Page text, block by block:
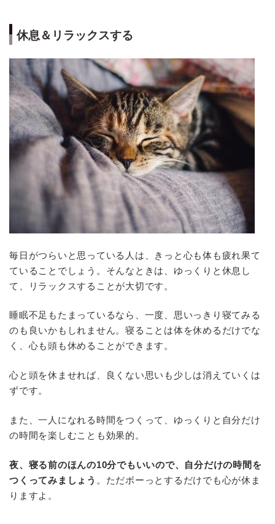
休息＆リラックスする
毎日がつらいと思っている人は、きっと心も体も疲れ果て
ていることでしょう。そんなときは、ゆっくりと休息し
て、リラックスすることが大切です。
睡眠不足もたまっているなら、一度、思いっきり寝てみる
のも良いかもしれません。寝ることは体を休めるだけでな
く、心も頭も休めることができます。
心と頭を休ませれば、良くない思いも少しは消えていくは
ずです。
また、一人になれる時間をつくって、ゆっくりと自分だけ
の時間を楽しむことも効果的。
夜、寝る前のほんの10分でもいいので、自分だけの時間を
つくってみましょう 。ただボーっとするだけでも心が休ま
りますよ。